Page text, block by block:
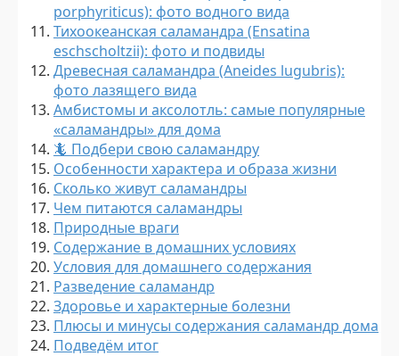
porphyriticus): фото водного вида
Тихоокеанская саламандра (Ensatina
eschscholtzii): фото и подвиды
Древесная саламандра (Aneides lugubris):
фото лазящего вида
Амбистомы и аксолотль: самые популярные
«саламандры» для дома
🦎 Подбери свою саламандру
Особенности характера и образа жизни
Сколько живут саламандры
Чем питаются саламандры
Природные враги
Содержание в домашних условиях
Условия для домашнего содержания
Разведение саламандр
Здоровье и характерные болезни
Плюсы и минусы содержания саламандр дома
Подведём итог